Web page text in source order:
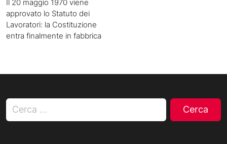
Il 20 maggio 1970 viene
approvato lo Statuto dei
Lavoratori: la Costituzione
entra finalmente in fabbrica
Ricerca per: